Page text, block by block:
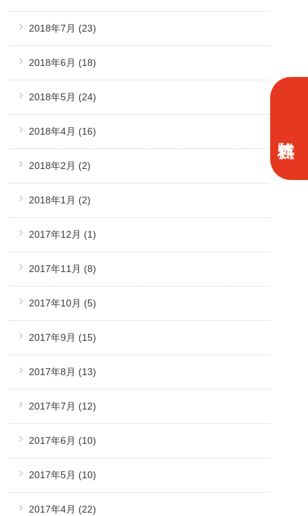
2018年7月 (23)
2018年6月 (18)
2018年5月 (24)
2018年4月 (16)
2018年2月 (2)
2018年1月 (2)
2017年12月 (1)
2017年11月 (8)
2017年10月 (5)
2017年9月 (15)
2017年8月 (13)
2017年7月 (12)
2017年6月 (10)
2017年5月 (10)
2017年4月 (22)